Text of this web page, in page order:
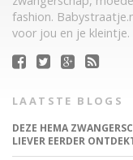
fashion.
voor jou en je kleintje.
LAATSTE BLOGS
DEZE HEMA
LIEVER EERDER